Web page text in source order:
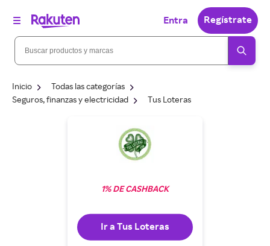
Entra Regístrate
Inicio
Todas las categorías
Seguros, finanzas y electricidad
Tus Loteras
1% DE CASHBACK
Ir a Tus Loteras